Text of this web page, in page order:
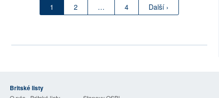
1 2 … 4 Další ›
Britské listy